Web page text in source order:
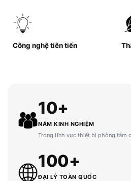
Công nghệ tiên tiến
10+
NĂM KINH NGHIỆM
Trong lĩnh vực thiết bị phòng tắm
100+
ĐẠI LÝ TOÀN QUỐC